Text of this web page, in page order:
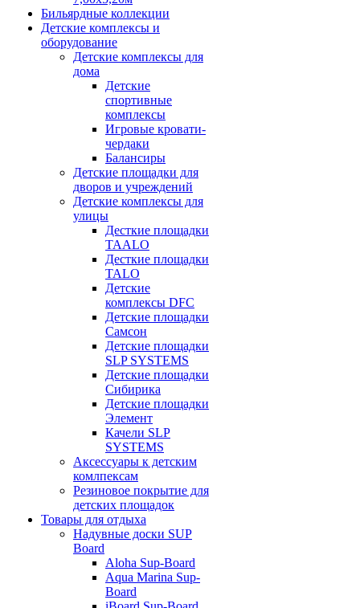
Бильярдные коллекции
Детские комплексы и
оборудование
Детские комплексы для
дома
Детские
спортивные
комплексы
Игровые кровати-
чердаки
Балансиры
Детские площадки для
дворов и учреждений
Детские комплексы для
улицы
Десткие площадки
TAALO
Десткие площадки
TALO
Детские
комплексы DFC
Детские площадки
Самсон
Детские площадки
SLP SYSTEMS
Детские площадки
Сибирика
Детские площадки
Элемент
Качели SLP
SYSTEMS
Аксессуары к детским
комлпексам
Резиновое покрытие для
детских площадок
Товары для отдыха
Надувные доски SUP
Board
Aloha Sup-Board
Aqua Marina Sup-
Board